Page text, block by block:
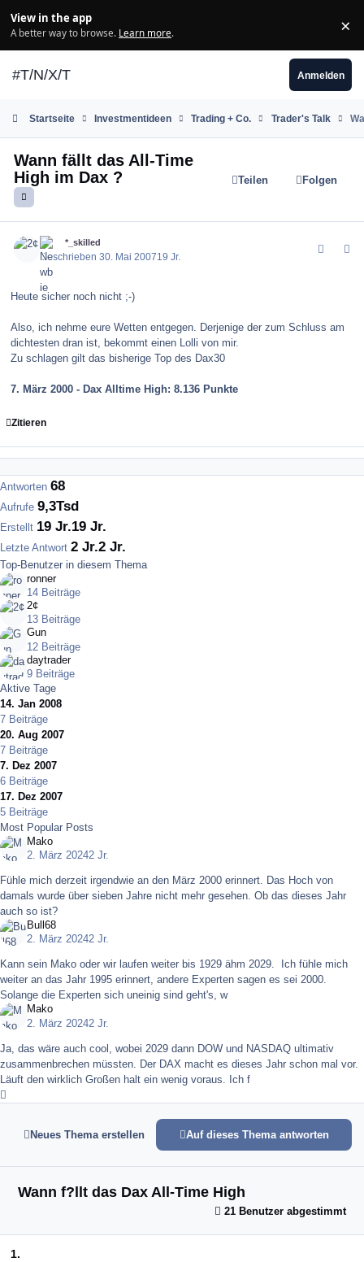
View in the app
A better way to browse. Learn more. ×
#T/N/X/T Anmelden
Startseite Investmentideen Trading + Co. Trader's Talk
Wann fällt das All-Time
High im Dax ?
Teilen Folgen
2¢ *_skilled
Geschrieben30. Mai 200719 Jr.
Heute sicher noch nicht ;-)
Also, ich nehme eure Wetten entgegen. Derjenige der zum Schluss am
dichtesten dran ist, bekommt einen Lolli von mir.
Zu schlagen gilt das bisherige Top des Dax30
7. März 2000 - Dax Alltime High: 8.136 Punkte
Zitieren
Antworten 68
Aufrufe 9,3Tsd
Erstellt 19 Jr.19 Jr.
Letzte Antwort 2 Jr.2 Jr.
Top-Benutzer in diesem Thema
ronner
14 Beiträge
2¢
13 Beiträge
Gun
12 Beiträge
daytrader
9 Beiträge
Aktive Tage
14. Jan 2008
7 Beiträge
20. Aug 2007
7 Beiträge
7. Dez 2007
6 Beiträge
17. Dez 2007
5 Beiträge
Most Popular Posts
Mako
2. März 20242 Jr.
Fühle mich derzeit irgendwie an den März 2000 erinnert. Das Hoch von
damals wurde über sieben Jahre nicht mehr gesehen. Ob das dieses Jahr
auch so ist?
Bull68
2. März 20242 Jr.
Kann sein Mako oder wir laufen weiter bis 1929 ähm 2029. Ich fühle mich
weiter an das Jahr 1995 erinnert, andere Experten sagen es sei 2000.
Solange die Experten sich uneinig sind geht's, w
Mako
2. März 20242 Jr.
Ja, das wäre auch cool, wobei 2029 dann DOW und NASDAQ ultimativ
zusammenbrechen müssten. Der DAX macht es dieses Jahr schon mal vor.
Läuft den wirklich Großen halt ein wenig voraus. Ich f
Expand topic overview
Neues Thema erstellen Auf dieses Thema antworten
Wann f?llt das Dax All-Time High
21 Benutzer abgestimmt
1.